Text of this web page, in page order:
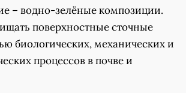
– водно-зелёные композиции.
поверхностные сточные
биологических, механических и
процессов в почве и